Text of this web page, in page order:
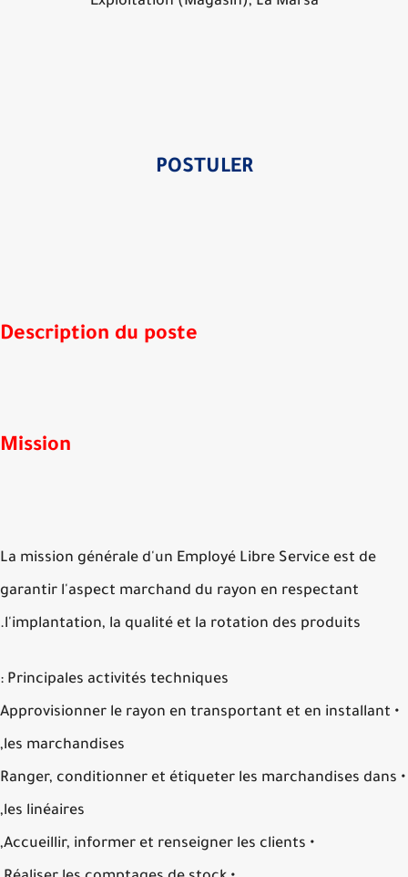
POSTULER
Description du poste
Mission
La mission générale d'un Employé Libre Service est de
garantir l'aspect marchand du rayon en respectant
l'implantation, la qualité et la rotation des produits.
Principales activités techniques :
• Approvisionner le rayon en transportant et en installant
les marchandises,
• Ranger, conditionner et étiqueter les marchandises
les linéaires,